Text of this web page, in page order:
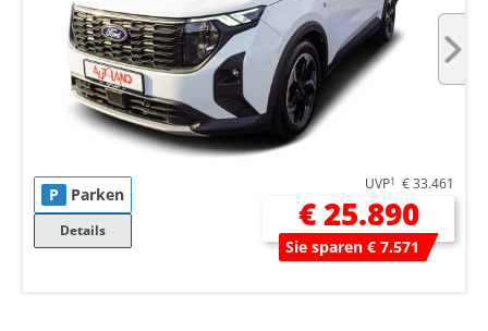
P Parken
Details
UVP1 € 33.461
€ 25.890
Sie sparen € 7.571